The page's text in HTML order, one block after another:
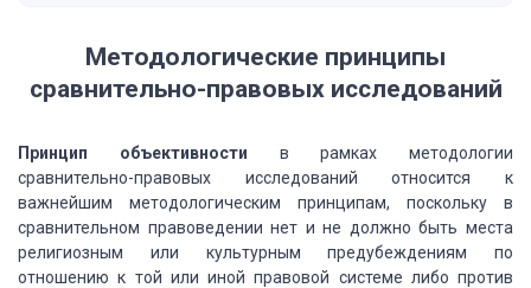
Методологические принципы
сравнительно-правовых исследований
Принцип объективности в рамках методологии
сравнительно-правовых исследований относится к
важнейшим методологическим принципам, поскольку в
сравнительном правоведении нет и не должно быть места
религиозным или культурным предубеждениям по
отношению к той или иной правовой системе либо против